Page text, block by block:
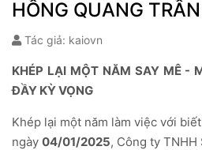
HỒNG QUANG TRẦN
Tác giả: kaiovn
KHÉP LẠI MỘT NĂM SAY MÊ -
ĐẦY KỲ VỌNG
Khép lại một năm làm việc với
ngày 04/01/2025, Công ty